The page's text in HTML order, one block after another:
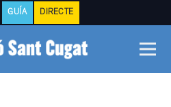
GUÍA DIRECTE